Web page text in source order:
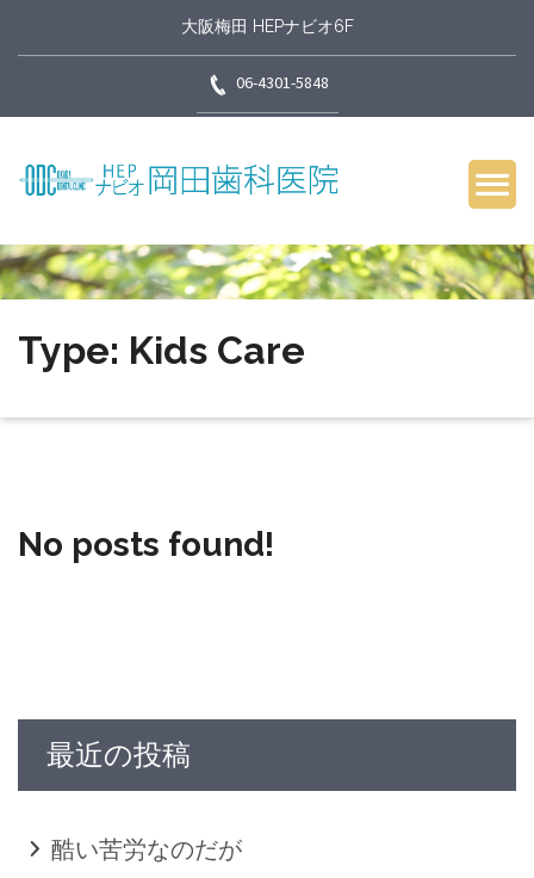
大阪梅田 HEPナビオ6F
06-4301-5848
Type: Kids Care
No posts found!
最近の投稿
酷い苦労なのだが